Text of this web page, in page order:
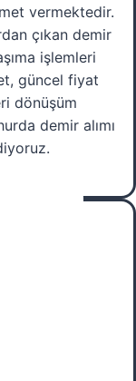
vermektedir.
çıkan demir
işlemleri
güncel fiyat
dönüşüm
demir alımı